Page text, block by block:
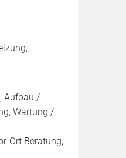
Aufbau /
Wartung /
Ort Beratung,